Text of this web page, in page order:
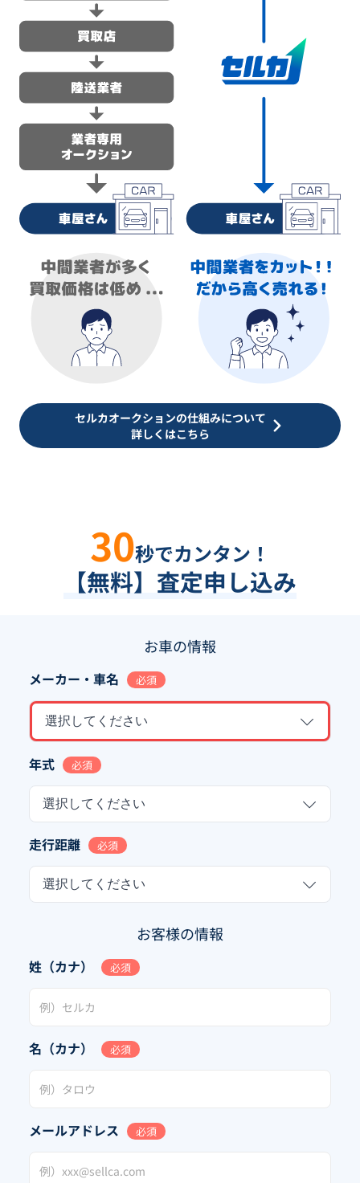
セルカオークションの仕組みについて
詳しくはこちら
30秒でカンタン！
【無料】査定申し込み
お車の情報
メーカー・車名 必須
選択してください
年式 必須
選択してください
走行距離 必須
選択してください
お客様の情報
姓（カナ） 必須
名（カナ） 必須
メールアドレス 必須